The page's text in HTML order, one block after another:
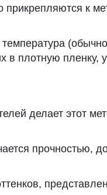
прикрепляются к
в плотную пленку,
делает этот
прочностью,